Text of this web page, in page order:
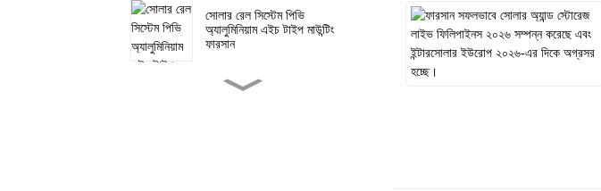
সোলার রেল সিস্টেম পিভি
অ্যালুমিনিয়াম এইচ টাইপ মাউন্টিং
ফারসান